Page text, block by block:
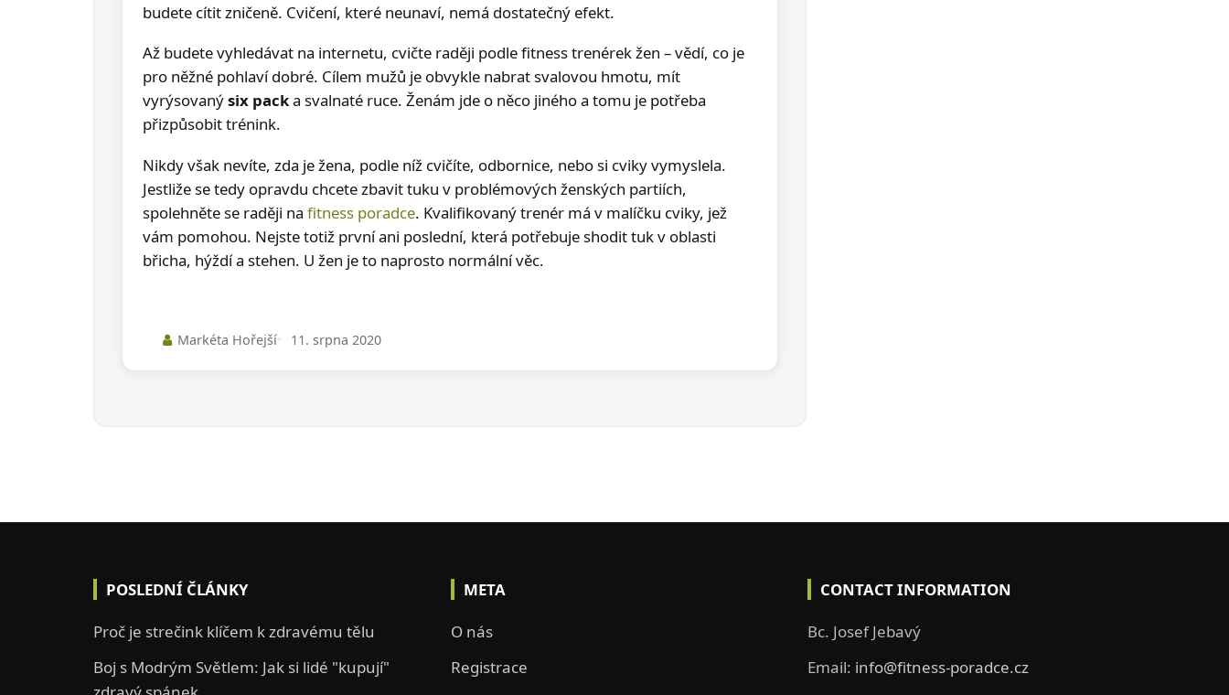
budete cítit zničeně. Cvičení, které neunaví, nemá dostatečný efekt.
Až budete vyhledávat na internetu, cvičte raději podle fitness trenérek žen – vědí, co je
pro něžné pohlaví dobré. Cílem mužů je obvykle nabrat svalovou hmotu, mít
vyrýsovanýsix packa svalnaté ruce. Ženám jde o něco jiného a tomu je potřeba
přizpůsobit trénink.
Nikdy však nevíte, zda je žena, podle níž cvičíte, odbornice, nebo si cviky vymyslela.
Jestliže se tedy opravdu chcete zbavit tuku v problémových ženských partiích,
spolehněte se raději na fitness poradce. Kvalifikovaný trenér má v malíčku cviky, jež
vám pomohou. Nejste totiž první ani poslední, která potřebuje shodit tuk v oblasti
břicha, hýždí a stehen. U žen je to naprosto normální věc.
Markéta Hořejší 11. srpna 2020
POSLEDNÍ ČLÁNKY
Proč je strečink klíčem k zdravému tělu
Boj s Modrým Světlem: Jak si lidé "kupují"
META
O nás
Registrace
CONTACT INFORMATION
Bc. Josef Jebavý
Email: info@fitness-poradce.cz